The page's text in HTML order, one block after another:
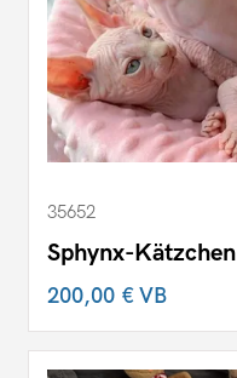
35652
Sphynx-Kätzchen
200,00 €VB